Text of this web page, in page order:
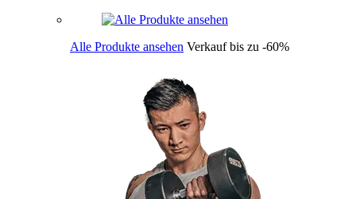
Alle Produkte ansehen Verkauf bis zu -60%